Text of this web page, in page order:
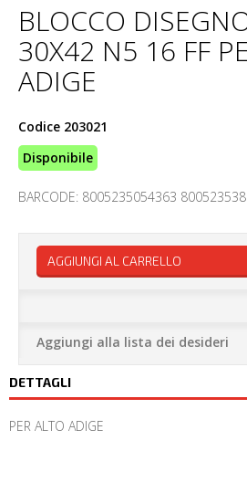
BLOCCO
30X42 N5 16 FF
ADIGE
Codice 203021
Disponibile
BARCODE: 8005235054363
AGGIUNGI AL CARRELLO
Aggiungi alla lista dei desideri
DETTAGLI
PER ALTO ADIGE